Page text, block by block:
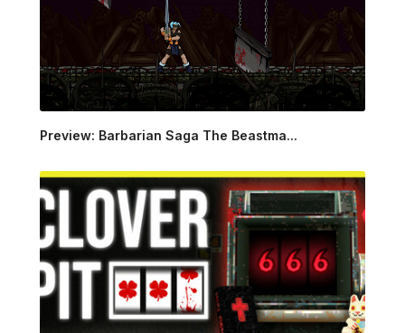
Preview: Barbarian Saga The Beastma...